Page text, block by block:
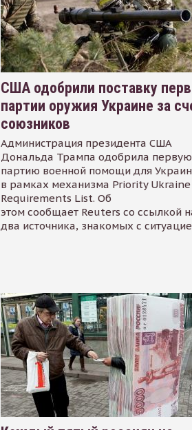
США одобрили поставку
партии оружия Украине за
союзников
Администрация президента США
Дональда Трампа одобрила первую
партию военной помощи для
в рамках механизма Priority Ukraine
Requirements List. Об
этом сообщает Reuters со ссылкой
два источника, знакомых с